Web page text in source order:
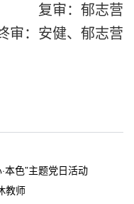
复审：郁志营
审：安健、郁志营
本色”主题党日活动
教师